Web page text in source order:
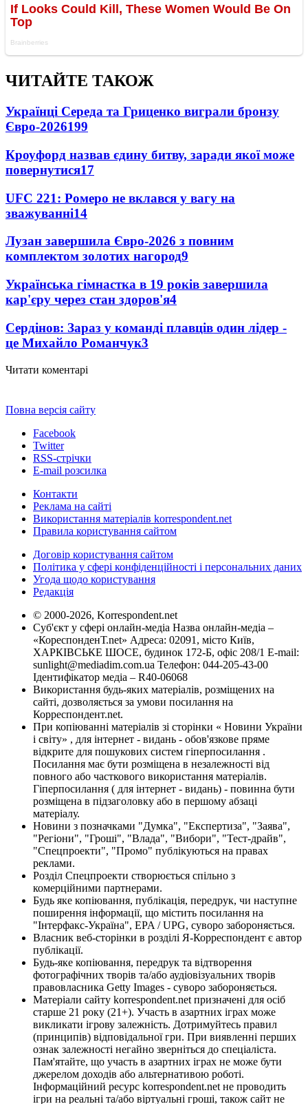
ЧИТАЙТЕ ТАКОЖ
Українці Середа та Гриценко виграли бронзу
Євро-2026199
Кроуфорд назвав єдину битву, заради якої може
повернутися17
UFC 221: Ромеро не вклався у вагу на
зважуванні14
Лузан завершила Євро-2026 з повним
комплектом золотих нагород9
Українська гімнастка в 19 років завершила
кар'єру через стан здоров'я4
Сердінов: Зараз у команді плавців один лідер -
це Михайло Романчук3
Читати коментарі
Повна версія сайту
Facebook
Twitter
RSS-стрічки
E-mail розсилка
Контакти
Реклама на сайті
Використання матеріалів korrespondent.net
Правила користування сайтом
Договір користування сайтом
Політика у сфері конфіденційності і персональних даних
Угода щодо користування
Редакція
© 2000-2026, Korrespondent.net
Суб'єкт у сфері онлайн-медіа Назва онлайн-медіа –
«КореспонденТ.net» Адреса: 02091, місто Київ,
ХАРКІВСЬКЕ ШОСЕ, будинок 172-Б, офіс 208/1 E-mail:
sunlight@mediadim.com.ua Телефон: 044-205-43-00
Ідентифікатор медіа – R40-06068
Використання будь-яких матеріалів, розміщених на
сайті, дозволяється за умови посилання на
Корреспондент.net.
При копіюванні матеріалів зі сторінки « Новини України
і світу» , для інтернет - видань - обов'язкове пряме
відкрите для пошукових систем гіперпосилання .
Посилання має бути розміщена в незалежності від
повного або часткового використання матеріалів.
Гіперпосилання ( для інтернет - видань) - повинна бути
розміщена в підзаголовку або в першому абзаці
матеріалу.
Новини з позначками "Думка", "Експертиза", "Заява",
"Регіони", "Гроші", "Влада", "Вибори", "Тест-драйв",
"Спецпроекти", "Промо" публікуються на правах
реклами.
Розділ Спецпроекти створюється спільно з
комерційними партнерами.
Будь яке копіювання, публікація, передрук, чи наступне
поширення інформації, що містить посилання на
"Інтерфакс-Україна", EPA / UPG, суворо забороняється.
Власник веб-сторінки в розділі Я-Корреспондент є автор
публікації.
Будь-яке копіювання, передрук та відтворення
фотографічних творів та/або аудіовізуальних творів
правовласника Getty Images - суворо забороняється.
Матеріали сайту korrespondent.net призначені для осіб
старше 21 року (21+). Участь в азартних іграх може
викликати ігрову залежність. Дотримуйтесь правил
(принципів) відповідальної гри. При виявленні перших
ознак залежності негайно зверніться до спеціаліста.
Пам'ятайте, що участь в азартних іграх не може бути
джерелом доходів або альтернативою роботі.
Інформаційний ресурс korrespondent.net не проводить
ігри на реальні та/або віртуальні гроші, також сайт не